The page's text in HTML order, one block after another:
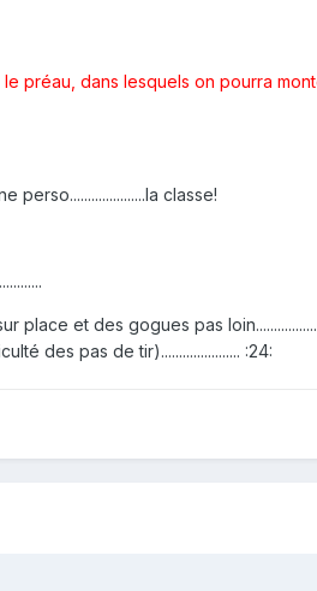
préau, dans lesquels on pourra
perso.....................la classe!
et des gogues pas
des pas de tir)...................... :24: